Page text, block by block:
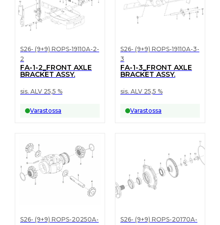
S26- (9+9) ROPS-19110A-2-
2
FA-1-2_FRONT AXLE
BRACKET ASSY.
sis. ALV 25,5 %
Varastossa
S26- (9+9) ROPS-19110A-3-
3
FA-1-3_FRONT AXLE
BRACKET ASSY.
sis. ALV 25,5 %
Varastossa
S26- (9+9) ROPS-20250A-
S26- (9+9) ROPS-20170A-